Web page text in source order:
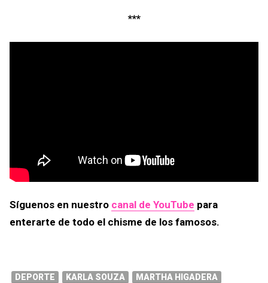
***
Síguenos en nuestro canal de YouTube para
enterarte de todo el chisme de los famosos.
DEPORTE KARLA SOUZA MARTHA HIGADERA